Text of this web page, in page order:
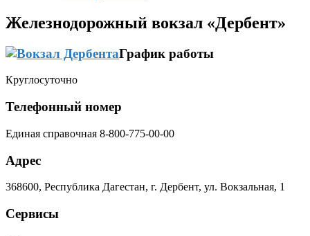
Железнодорожный вокзал «Дербент»
График работы
Круглосуточно
Телефонный номер
Единая справочная 8-800-775-00-00
Адрес
368600, Республика Дагестан, г. Дербент, ул. Вокзальная, 1
Сервисы